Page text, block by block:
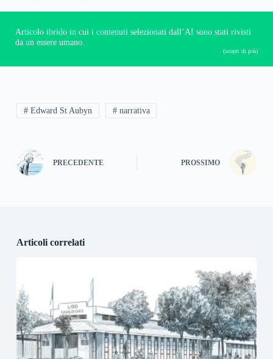
Articolo ibrido in cui i contenuti selezionati dall’AI sono stati rivisti
da un essere umano.
(scopri di più)
# Edward St Aubyn # narrativa
PRECEDENTE PROSSIMO
Articoli correlati